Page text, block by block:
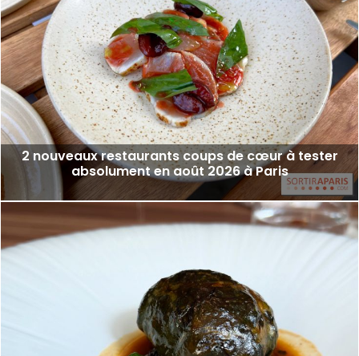
2 nouveaux restaurants coups de cœur à tester
absolument en août 2026 à Paris